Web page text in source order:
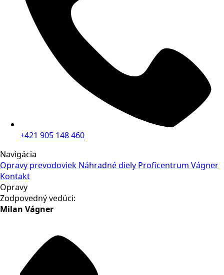
+421 905 148 460
Navigácia
Opravy prevodoviek Náhradné diely Proficentrum Vágner
Kontakt
Opravy
Zodpovedný vedúci:
Milan Vágner